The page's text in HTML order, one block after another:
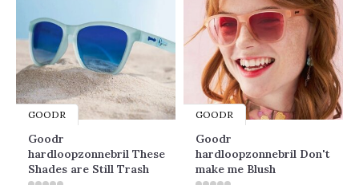
GOODR
Goodr
hardloopzonnebril These
Shades are Still Trash
GOODR
Goodr
hardloopzonnebril Don't
make me Blush